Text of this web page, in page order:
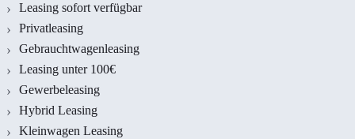
Leasing sofort verfügbar
Privatleasing
Gebrauchtwagenleasing
Leasing unter 100€
Gewerbeleasing
Hybrid Leasing
Kleinwagen Leasing